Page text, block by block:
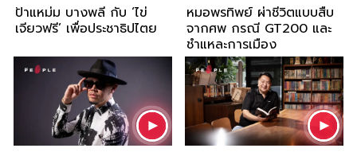
ป้าแหม่ม บางพลี กับ ‘ไข่
เจียวฟรี’ เพื่อประชาธิปไตย
หมอพรทิพย์ ผ่าชีวิตแบบสืบ
จากศพ กรณี GT200 และ
ชำแหละการเมือง